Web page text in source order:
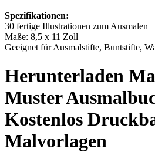
Spezifikationen:
30 fertige Illustrationen zum Ausmalen
Maße: 8,5 x 11 Zoll
Geeignet für Ausmalstifte, Buntstifte,
Herunterladen
Muster
Kostenlos
Malvorlagen